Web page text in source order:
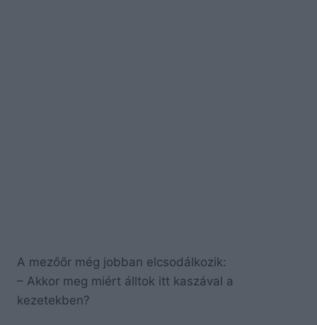
A mezőőr még jobban elcsodálkozik:
– Akkor meg miért álltok itt kaszával a
kezetekben?